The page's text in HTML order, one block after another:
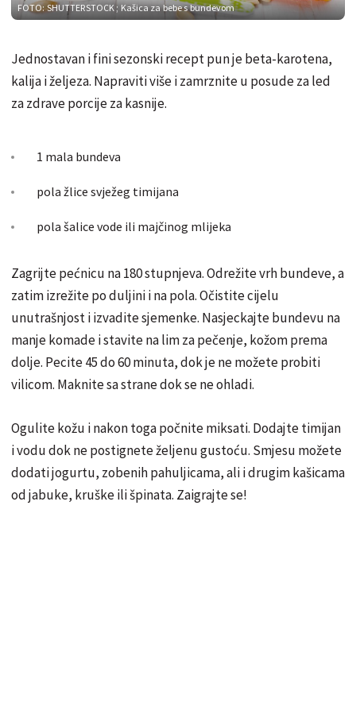
FOTO: SHUTTERSTOCK ; Kašica za bebe s bundevom
Jednostavan i fini sezonski recept pun je beta-karotena,
kalija i željeza. Napraviti više i zamrznite u posude za led
za zdrave porcije za kasnije.
1 mala bundeva
pola žlice svježeg timijana
pola šalice vode ili majčinog mlijeka
Zagrijte pećnicu na180 stupnjeva. Odrežite vrh bundeve, a
zatim izrežite po duljini i na pola. Očistite cijelu
unutrašnjost i izvadite sjemenke. Nasjeckajte bundevu na
manje komade i stavite na lim za pečenje, kožom prema
dolje. Pecite 45 do 60 minuta, dok je ne možete probiti
vilicom. Maknite sa strane dok se ne ohladi.
Ogulite kožu i nakon toga počnite miksati. Dodajte timijan
i vodu dok ne postignete željenu gustoću. Smjesu možete
dodati jogurtu, zobenih pahuljicama, ali i drugim kašicama
od jabuke, kruške ili špinata. Zaigrajte se!